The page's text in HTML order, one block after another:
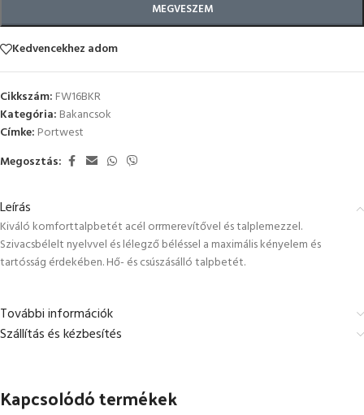
MEGVESZEM
Kedvencekhez adom
Cikkszám: FW16BKR
Kategória: Bakancsok
Címke: Portwest
Megosztás:
Leírás
Kiváló komforttalpbetét acél orrmerevítővel és talplemezzel.
Szivacsbélelt nyelvvel és lélegző béléssel a maximális kényelem és
tartósság érdekében. Hő- és csúszásálló talpbetét.
További információk
Szállítás és kézbesítés
Kapcsolódó termékek